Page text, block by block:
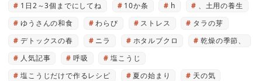
1日2～3個までにしてね 10か条 h
、土用の養生
ゆうさんの和食
わらび ストレス
タラの芽
デトックスの春
ニラ ホタルブクロ
乾燥の季節、
人気記事
呼吸
塩こうじ
塩こうじだけで作るレシピ
夏の始まり 天の気